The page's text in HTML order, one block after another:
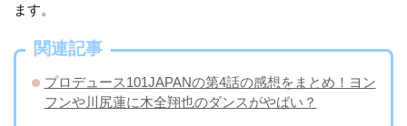
ます。
関連記事
プロデュース101JAPANの第4話の感想をまとめ！ヨン
フンや川尻蓮に木全翔也のダンスがやばい？